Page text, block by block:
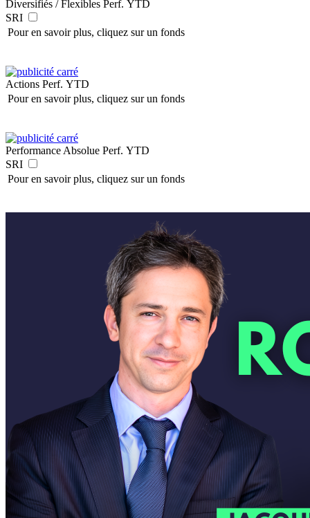
Diversifiés / Flexibles Perf. YTD
SRI
Pour en savoir plus, cliquez sur un fonds
Actions Perf. YTD
Pour en savoir plus, cliquez sur un fonds
Performance Absolue Perf. YTD
SRI
Pour en savoir plus, cliquez sur un fonds